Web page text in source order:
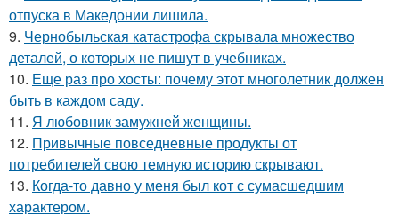
отпуска в Македонии лишила.
9. Чернобыльская катастрофа скрывала множество
деталей, о которых не пишут в учебниках.
10. Еще раз про хосты: почему этот многолетник должен
быть в каждом саду.
11. Я любовник замужней женщины.
12. Привычные повседневные продукты от
потребителей свою темную историю скрывают.
13. Когда-то давно у меня был кот с сумасшедшим
характером.